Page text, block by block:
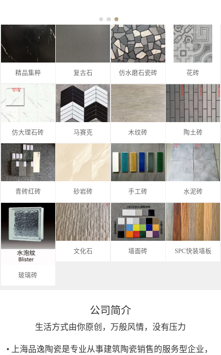
精品集粹 复古石 仿水磨石瓷砖 花砖
仿大理石砖 马赛克 木纹砖 陶土砖
青砖红砖 砂岩砖 手工砖 水泥砖
玻璃砖
文化石 墙面砖 SPC快装墙板
公司简介
生活方式由你原创，万般风情，没有压力
• 上海品逸陶瓷是专业从事建筑陶瓷销售的服务型企业，